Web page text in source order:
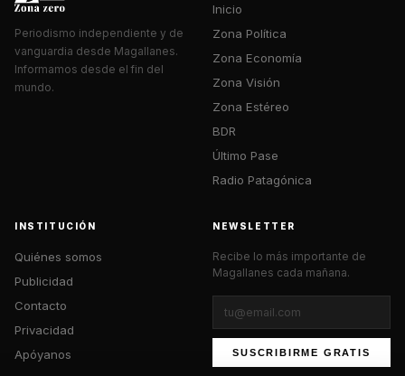
Periodismo independiente y de
vanguardia desde Magallanes.
Informamos desde el fin del
mundo.
Inicio
Zona Política
Zona Economía
Zona Visión
Zona Estéreo
BDR
Último Pase
Radio Patagónica
INSTITUCIÓN
Quiénes somos
Publicidad
Contacto
Privacidad
Apóyanos
NEWSLETTER
Recibe lo más importante de
Magallanes cada mañana.
SUSCRIBIRME GRATIS